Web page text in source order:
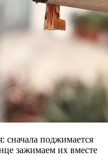
поджимается
зажимаем их вместе